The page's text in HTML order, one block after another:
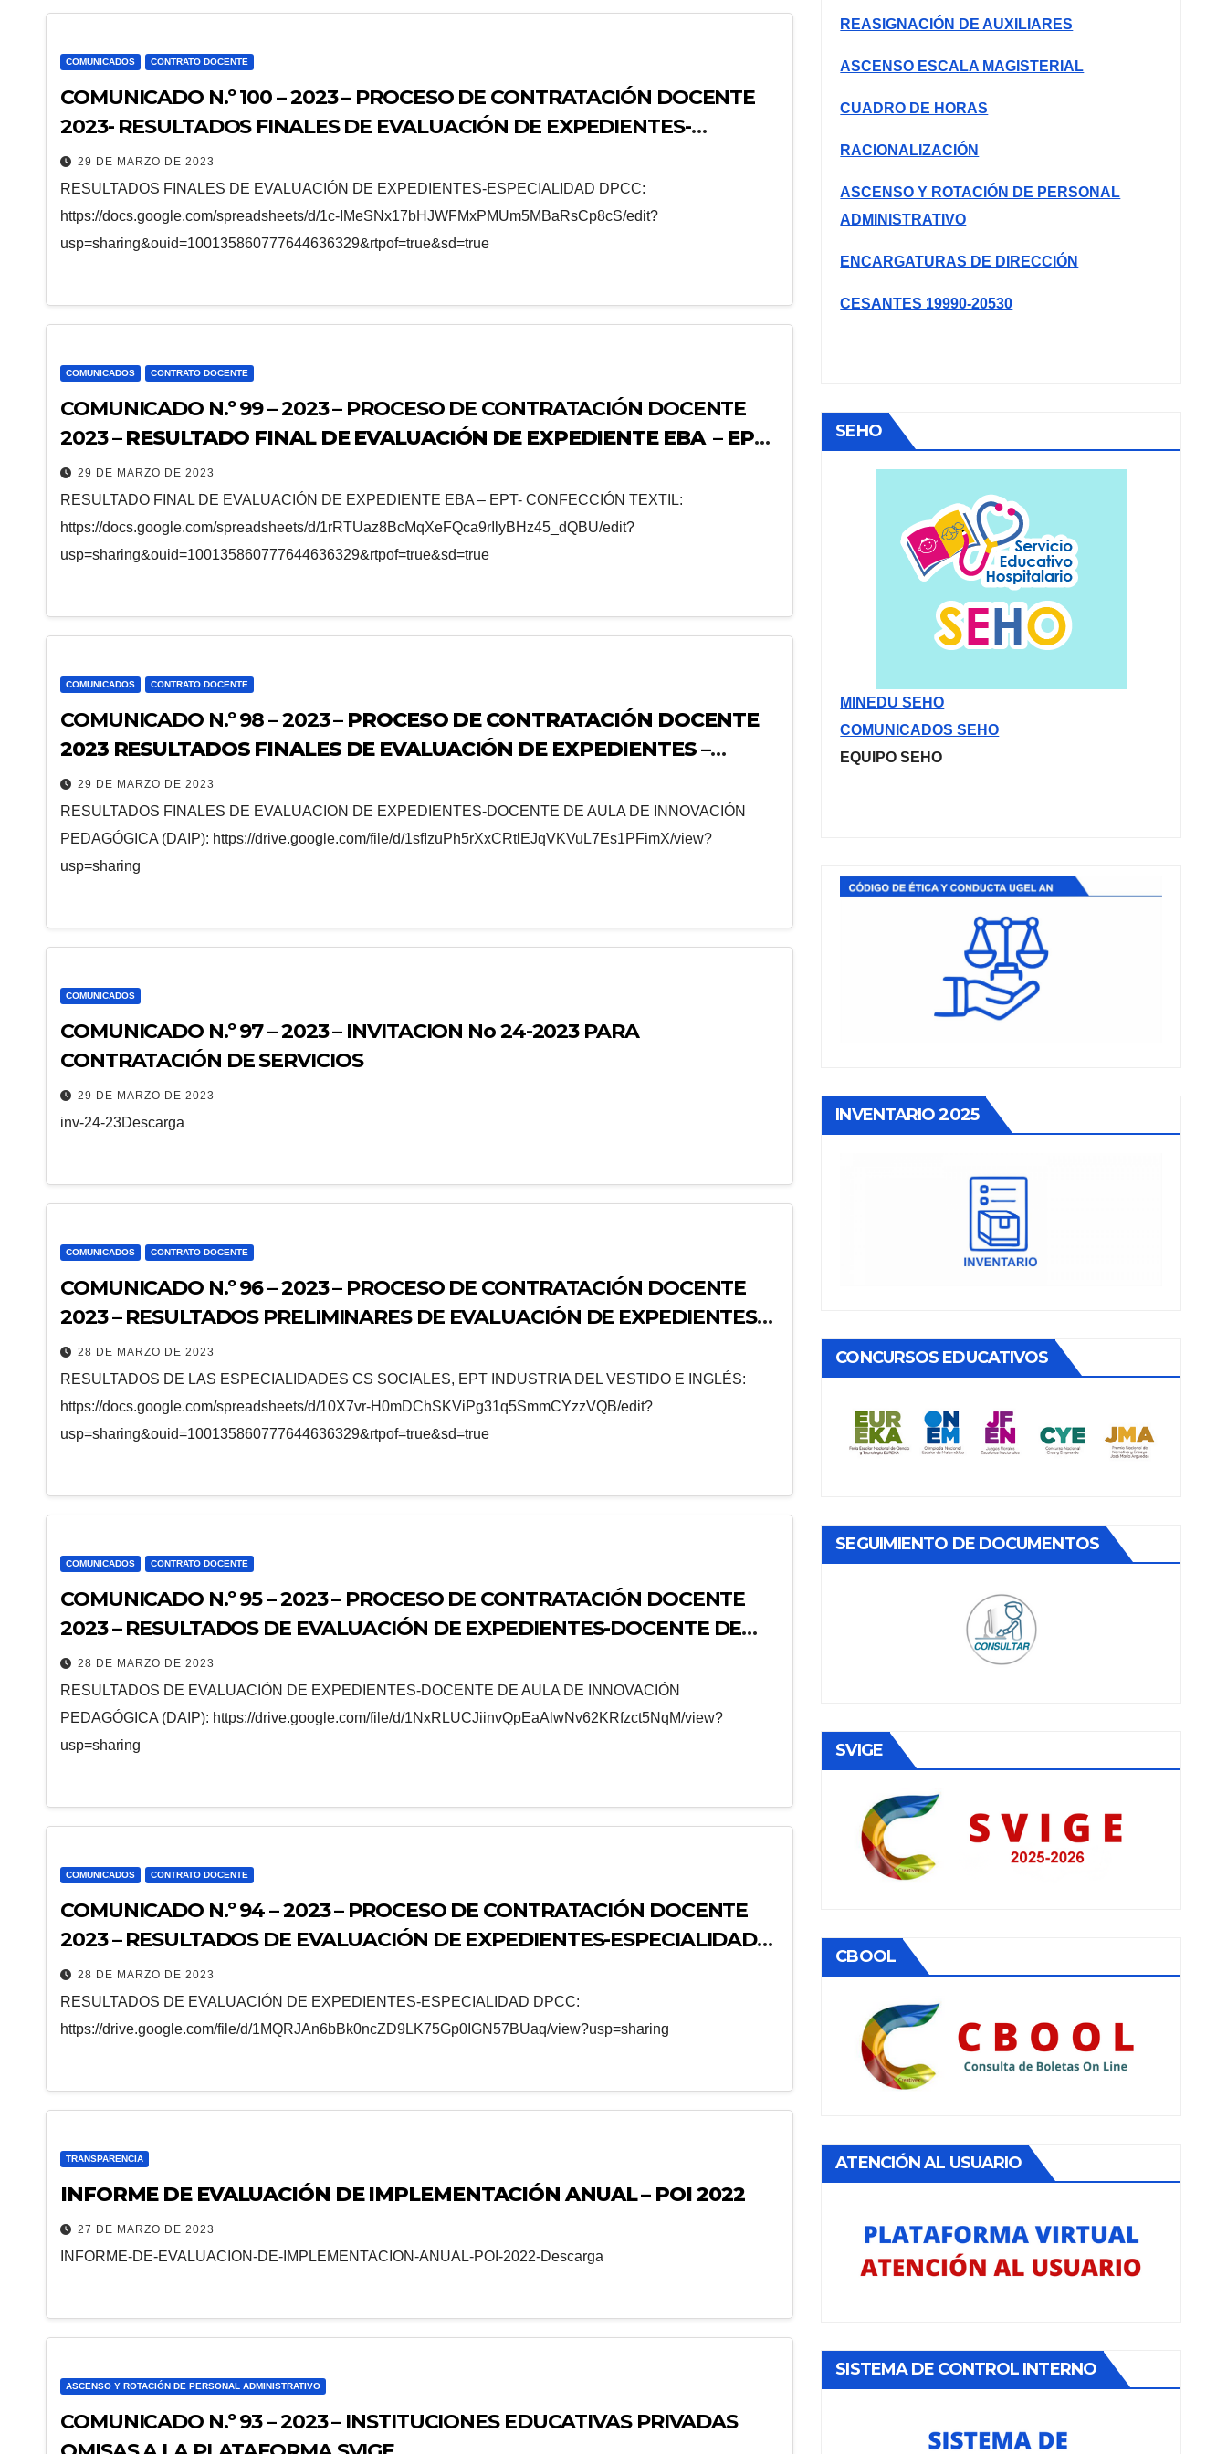
COMUNICADOS CONTRATO DOCENTE
COMUNICADO N.º 100 – 2023 – PROCESO DE CONTRATACIÓN DOCENTE
2023- RESULTADOS FINALES DE EVALUACIÓN DE EXPEDIENTES-
ESPECIALIDAD DPCC
29 DE MARZO DE 2023
RESULTADOS FINALES DE EVALUACIÓN DE EXPEDIENTES-ESPECIALIDAD DPCC:
https://docs.google.com/spreadsheets/d/1c-IMeSNx17bHJWFMxPMUm5MBaRsCp8cS/edit?
usp=sharing&ouid=100135860777644636329&rtpof=true&sd=true
COMUNICADOS CONTRATO DOCENTE
COMUNICADO N.º 99 – 2023 – PROCESO DE CONTRATACIÓN DOCENTE
2023 –RESULTADO FINAL DE EVALUACIÓN DE EXPEDIENTE EBA – EPT-
CONFECCION TEXTIL
29 DE MARZO DE 2023
RESULTADO FINAL DE EVALUACIÓN DE EXPEDIENTE EBA – EPT- CONFECCIÓN TEXTIL:
https://docs.google.com/spreadsheets/d/1rRTUaz8BcMqXeFQca9rIlyBHz45_dQBU/edit?
usp=sharing&ouid=100135860777644636329&rtpof=true&sd=true
COMUNICADOS CONTRATO DOCENTE
COMUNICADO N.º 98 – 2023 – PROCESO DE CONTRATACIÓN DOCENTE
2023 RESULTADOS FINALES DE EVALUACIÓN DE EXPEDIENTES –
DOCENTE DE AULA DE INNOVACIÓN PEDAGÓGICA (DAIP)
29 DE MARZO DE 2023
RESULTADOS FINALES DE EVALUACION DE EXPEDIENTES-DOCENTE DE AULA DE INNOVACIÓN
PEDAGÓGICA (DAIP): https://drive.google.com/file/d/1sfIzuPh5rXxCRtlEJqVKVuL7Es1PFimX/view?
usp=sharing
COMUNICADOS
COMUNICADO N.º 97 – 2023 – INVITACION No 24-2023 PARA
CONTRATACIÓN DE SERVICIOS
29 DE MARZO DE 2023
inv-24-23Descarga
COMUNICADOS CONTRATO DOCENTE
COMUNICADO N.º 96 – 2023 – PROCESO DE CONTRATACIÓN DOCENTE
2023 – RESULTADOS PRELIMINARES DE EVALUACIÓN DE EXPEDIENTES
MODALIDAD EBA EN LAS ESPECIALIDADES CS SOCIALES, EPT INDUSTRIA
DEL VESTIDO E INGLÉS
28 DE MARZO DE 2023
RESULTADOS DE LAS ESPECIALIDADES CS SOCIALES, EPT INDUSTRIA DEL VESTIDO E INGLÉS:
https://docs.google.com/spreadsheets/d/10X7vr-H0mDChSKViPg31q5SmmCYzzVQB/edit?
usp=sharing&ouid=100135860777644636329&rtpof=true&sd=true
COMUNICADOS CONTRATO DOCENTE
COMUNICADO N.º 95 – 2023 – PROCESO DE CONTRATACIÓN DOCENTE
2023 – RESULTADOS DE EVALUACIÓN DE EXPEDIENTES-DOCENTE DE
AULA DE INNOVACIÓN PEDAGÓGICA (DAIP)
28 DE MARZO DE 2023
RESULTADOS DE EVALUACIÓN DE EXPEDIENTES-DOCENTE DE AULA DE INNOVACIÓN
PEDAGÓGICA (DAIP): https://drive.google.com/file/d/1NxRLUCJiinvQpEaAlwNv62KRfzct5NqM/view?
usp=sharing
COMUNICADOS CONTRATO DOCENTE
COMUNICADO N.º 94 – 2023 – PROCESO DE CONTRATACIÓN DOCENTE
2023 – RESULTADOS DE EVALUACIÓN DE EXPEDIENTES-ESPECIALIDAD
DPCC
28 DE MARZO DE 2023
RESULTADOS DE EVALUACIÓN DE EXPEDIENTES-ESPECIALIDAD DPCC:
https://drive.google.com/file/d/1MQRJAn6bBk0ncZD9LK75Gp0IGN57BUaq/view?usp=sharing
TRANSPARENCIA
INFORME DE EVALUACIÓN DE IMPLEMENTACIÓN ANUAL – POI 2022
27 DE MARZO DE 2023
INFORME-DE-EVALUACION-DE-IMPLEMENTACION-ANUAL-POI-2022-Descarga
ASCENSO Y ROTACIÓN DE PERSONAL ADMINISTRATIVO
COMUNICADO N.º 93 – 2023 – INSTITUCIONES EDUCATIVAS PRIVADAS
REASIGNACIÓN DE AUXILIARES
ASCENSO ESCALA MAGISTERIAL
CUADRO DE HORAS
RACIONALIZACIÓN
ASCENSO Y ROTACIÓN DE PERSONAL
ADMINISTRATIVO
ENCARGATURAS DE DIRECCIÓN
CESANTES 19990-20530
SEHO
MINEDU SEHO
COMUNICADOS SEHO
EQUIPO SEHO
INVENTARIO 2025
CONCURSOS EDUCATIVOS
SEGUIMIENTO DE DOCUMENTOS
SVIGE
CBOOL
ATENCIÓN AL USUARIO
SISTEMA DE CONTROL INTERNO